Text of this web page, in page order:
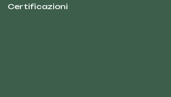
Certificazioni